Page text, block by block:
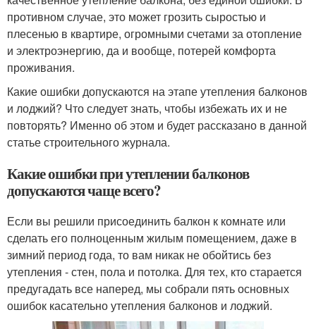
противном случае, это может грозить сыростью и
плесенью в квартире, огромными счетами за отопление
и электроэнергию, да и вообще, потерей комфорта
проживания.
Какие ошибки допускаются на этапе утепления балконов
и лоджий? Что следует знать, чтобы избежать их и не
повторять? Именно об этом и будет рассказано в данной
статье строительного журнала.
Какие ошибки при утеплении балконов
допускаются чаще всего?
Если вы решили присоединить балкон к комнате или
сделать его полноценным жилым помещением, даже в
зимний период года, то вам никак не обойтись без
утепления - стен, пола и потолка. Для тех, кто старается
предугадать все наперед, мы собрали пять основных
ошибок касательно утепления балконов и лоджий.